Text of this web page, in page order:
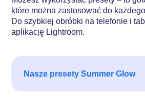
które można zastosować do
Do szybkiej obróbki na telefonie i
aplikację Lightroom.
Nasze presety Summer Glow